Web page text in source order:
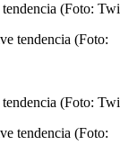
(Foto:
(Foto: